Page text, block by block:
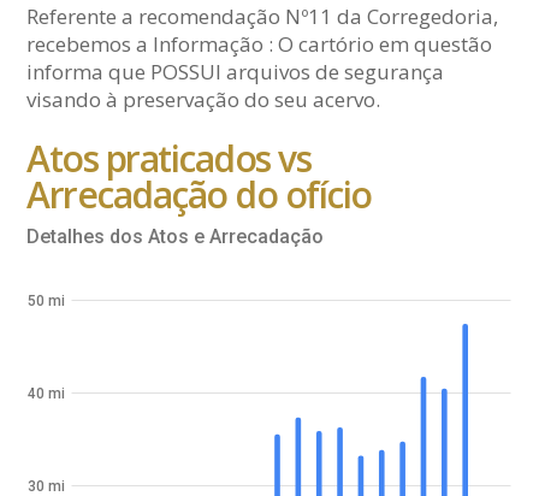
Referente a recomendação Nº11 da Corregedoria,
recebemos a Informação : O cartório em questão
informa que POSSUI arquivos de segurança
visando à preservação do seu acervo.
Atos praticados vs
Arrecadação do ofício
Detalhes dos Atos e Arrecadação
30 mi
40 mi
50 mi